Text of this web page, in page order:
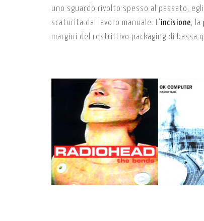
uno sguardo rivolto spesso al passato,
scaturita dal lavoro manuale. L’incisione, la
margini del restrittivo packaging di